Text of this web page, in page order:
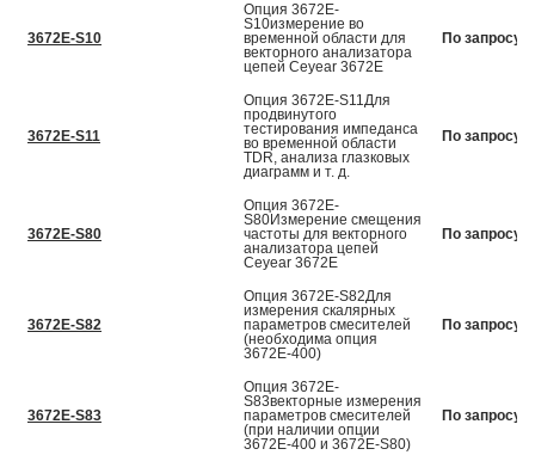
3672E-S10
Опция 3672E-
S10измерение во
временной области для
векторного анализатора
цепей Ceyear 3672E
По запросу
3672E-S11
Опция 3672E-S11Для
продвинутого
тестирования импеданса
во временной области
TDR, анализа глазковых
диаграмм и т. д.
По запросу
3672E-S80
Опция 3672E-
S80Измерение смещения
частоты для векторного
анализатора цепей
Ceyear 3672E
По запросу
3672E-S82
Опция 3672E-S82Для
измерения скалярных
параметров смесителей
(необходима опция
3672E-400)
По запросу
3672E-S83
Опция 3672E-
S83векторные измерения
параметров смесителей
(при наличии опции
3672E-400 и 3672E-S80)
По запросу